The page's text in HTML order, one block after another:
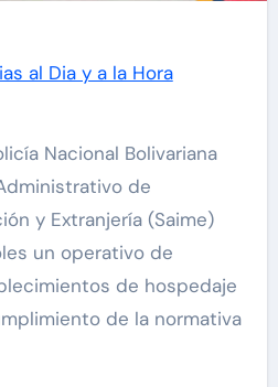
al Dia y a la Hora
de
y Extranjería (Saime)
un operativo de
de hospedaje
de la normativa